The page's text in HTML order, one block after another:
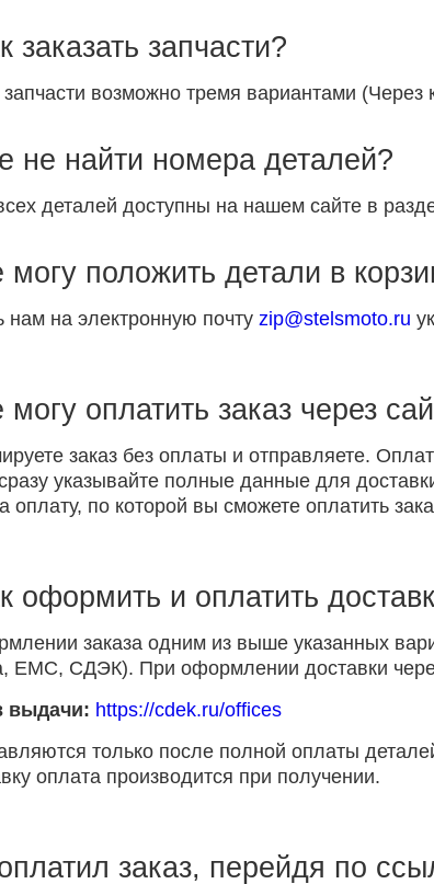
заказать запчасти?
запчасти возможно тремя вариантами
не найти номера деталей?
деталей доступны на нашем сайте в
положить детали в
нам на электронную почту zip@stelsmoto.ru
оплатить заказ через
заказ без оплаты и отправляете.
указывайте полные данные для
оплату, по которой вы сможете оплатить
оформить и оплатить
заказа одним из выше указанных
ЕМС, СДЭК). При оформлении доставки
выдачи: https://cdek.ru/offices
только после полной оплаты
оплата производится при получении.
заказ, перейдя по